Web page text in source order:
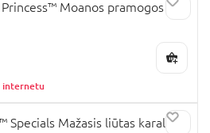
Moanos pramogos
internetu
Specials Mažasis liūtas karalius